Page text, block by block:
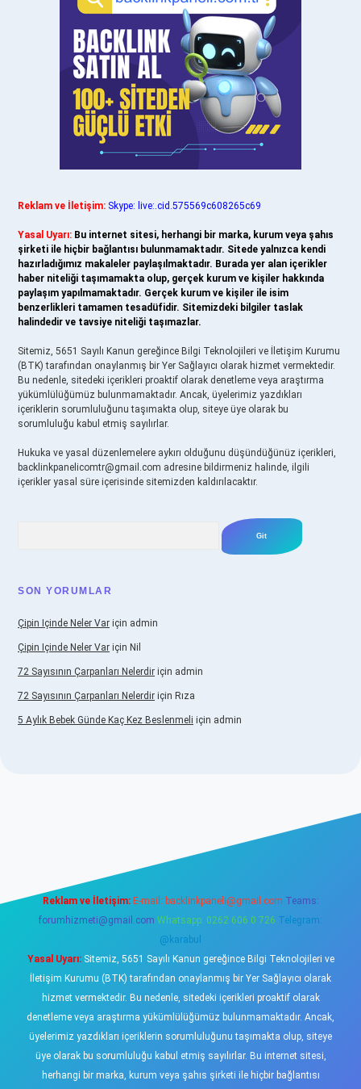
Reklam ve İletişim: Skype: live:.cid.575569c608265c69
Yasal Uyarı: Bu internet sitesi, herhangi bir marka, kurum veya şahıs
şirketi ile hiçbir bağlantısı bulunmamaktadır. Sitede yalnızca kendi
hazırladığımız makaleler paylaşılmaktadır. Burada yer alan içerikler
haber niteliği taşımamakta olup, gerçek kurum ve kişiler hakkında
paylaşım yapılmamaktadır. Gerçek kurum ve kişiler ile isim
benzerlikleri tamamen tesadüfidir. Sitemizdeki bilgiler taslak
halindedir ve tavsiye niteliği taşımazlar.
Sitemiz, 5651 Sayılı Kanun gereğince Bilgi Teknolojileri ve İletişim Kurumu
(BTK) tarafından onaylanmış bir Yer Sağlayıcı olarak hizmet vermektedir.
Bu nedenle, sitedeki içerikleri proaktif olarak denetleme veya araştırma
yükümlülüğümüz bulunmamaktadır. Ancak, üyelerimiz yazdıkları
içeriklerin sorumluluğunu taşımakta olup, siteye üye olarak bu
sorumluluğu kabul etmiş sayılırlar.
Hukuka ve yasal düzenlemelere aykırı olduğunu düşündüğünüz içerikleri,
backlinkpanelicomtr@gmail.com adresine bildirmeniz halinde, ilgili
içerikler yasal süre içerisinde sitemizden kaldırılacaktır.
SON YORUMLAR
Çipin Içinde Neler Var için admin
Çipin Içinde Neler Var için Nil
72 Sayısının Çarpanları Nelerdir için admin
72 Sayısının Çarpanları Nelerdir için Rıza
5 Aylık Bebek Günde Kaç Kez Beslenmeli için admin
Reklam ve İletişim: E-mail: backlinkpaneli@gmail.com Teams:
forumhizmeti@gmail.com Whatsapp: 0262 606 0 726 Telegram:
@karabul
Yasal Uyarı:Sitemiz, 5651 Sayılı Kanun gereğince Bilgi Teknolojileri ve
İletişim Kurumu (BTK) tarafından onaylanmış bir Yer Sağlayıcı olarak
hizmet vermektedir. Bu nedenle, sitedeki içerikleri proaktif olarak
denetleme veya araştırma yükümlülüğümüz bulunmamaktadır. Ancak,
üyelerimiz yazdıkları içeriklerin sorumluluğunu taşımakta olup, siteye
üye olarak bu sorumluluğu kabul etmiş sayılırlar. Bu internet sitesi,
herhangi bir marka, kurum veya şahıs şirketi ile hiçbir bağlantısı